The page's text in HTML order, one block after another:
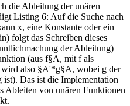
die Ableitung der unären
Listing 6: Auf die Suche nach
x, eine Konstante oder ein
folgt das Schreiben dieses
der Ableitung)
(aus f§A, mit f als
wird also §A'*g§A, wobei g der
Das ist die Implementation
Ableiten von unären Funktionen